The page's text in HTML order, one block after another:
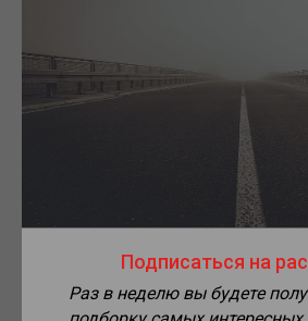
Аукцион на выполнение работ по
инфраструктуры техническими
Подписаться на
Раз в неделю вы будете